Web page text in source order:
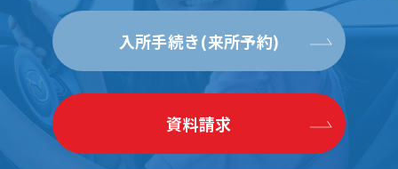
入所手続き(来所予約)
資料請求